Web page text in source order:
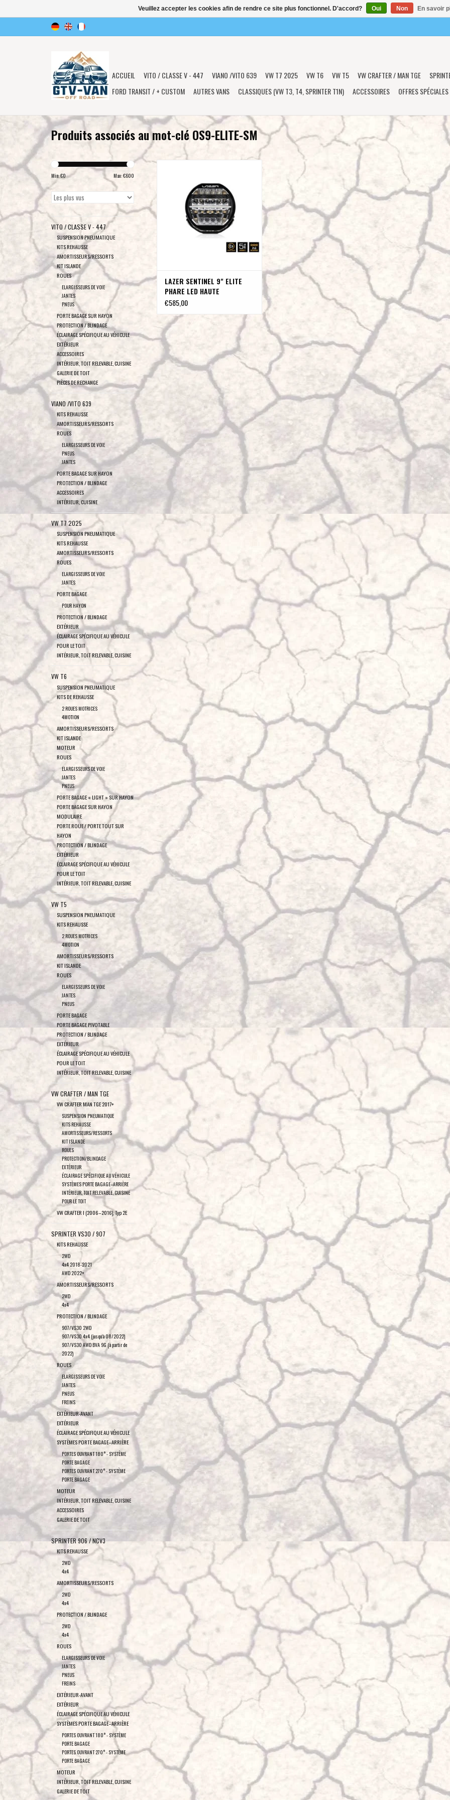
ACCUEIL VITO / CLASSE V - 447 VIANO /VITO 639 VW T7 2025 VW T6 VW T5 VW CRAFTER / MAN TGE
FORD TRANSIT / + CUSTOM
AUTRES VANS CLASSIQUES (VW T3, T4, SPRINTER T1N) ACCESSOIRES OFFRES SPÉCIALES
Produits associés au mot-clé OS9-ELITE-SM
Min: €0 Max: €600
VITO / CLASSE V - 447
SUSPENSION PNEUMATIQUE
KITS REHAUSSE
AMORTISSEURS/RESSORTS
KIT ISLANDE
ROUES
ELARGISSEURS DE VOIE
JANTES
PNEUS
PORTE BAGAGE SUR HAYON
PROTECTION / BLINDAGE
ÉCLAIRAGE SPÉCIFIQUE AU VÉHICULE
EXTÉRIEUR
ACCESSOIRES
INTÉRIEUR, TOIT RELEVABLE, CUISINE
GALERIE DE TOIT
PIÈCES DE RECHANGE
VIANO /VITO 639
KITS REHAUSSE
AMORTISSEURS/RESSORTS
ROUES
ELARGISSEURS DE VOIE
PNEUS
JANTES
PORTE BAGAGE SUR HAYON
PROTECTION / BLINDAGE
ACCESSOIRES
INTÉRIEUR, CUISINE
VW T7 2025
SUSPENSION PNEUMATIQUE
KITS REHAUSSE
AMORTISSEURS/RESSORTS
ROUES
ELARGISSEURS DE VOIE
JANTES
PORTE BAGAGE
POUR HAYON
PROTECTION / BLINDAGE
EXTÉRIEUR
ÉCLAIRAGE SPÉCIFIQUE AU VÉHICULE
POUR LE TOIT
INTÉRIEUR, TOIT RELEVABLE, CUISINE
VW T6
SUSPENSION PNEUMATIQUE
KITS DE REHAUSSE
2 ROUES MOTRICES
4MOTION
AMORTISSEURS/RESSORTS
KIT ISLANDE
MOTEUR
ROUES
ELARGISSEURS DE VOIE
JANTES
PNEUS
PORTE BAGAGE « LIGHT » SUR HAYON
PORTE BAGAGE SUR HAYON
MODULAIRE
PORTE ROUE / PORTE TOUT SUR
HAYON
PROTECTION / BLINDAGE
EXTÉRIEUR
ÉCLAIRAGE SPÉCIFIQUE AU VÉHICULE
POUR LE TOIT
INTÉRIEUR, TOIT RELEVABLE, CUISINE
VW T5
SUSPENSION PNEUMATIQUE
KITS REHAUSSE
2 ROUES MOTRICES
4MOTION
AMORTISSEURS/RESSORTS
KIT ISLANDE
ROUES
ELARGISSEURS DE VOIE
JANTES
PNEUS
PORTE BAGAGE
PORTE BAGAGE PIVOTABLE
PROTECTION / BLINDAGE
EXTÉRIEUR
ÉCLAIRAGE SPÉCIFIQUE AU VÉHICULE
POUR LE TOIT
INTÉRIEUR, TOIT RELEVABLE, CUISINE
VW CRAFTER / MAN TGE
VW CRAFTER MAN TGE 2017+
SUSPENSION PNEUMATIQUE
KITS REHAUSSE
AMORTISSEURS/RESSORTS
KIT ISLANDE
ROUES
PROTECTION/BLINDAGE
EXTÉRIEUR
ÉCLAIRAGE SPÉCIFIQUE AU VÉHICULE
SYSTÈMES PORTE BAGAGE–ARRIÈRE
INTÉRIEUR, TOIT RELEVABLE, CUISINE
POUR LE TOIT
VW CRAFTER I (2006–2016), Typ 2E
SPRINTER VS30 / 907
KITS REHAUSSE
2WD
4x4 2018-2021
AWD 2022+
AMORTISSEURS/RESSORTS
2WD
4x4
PROTECTION / BLINDAGE
907/VS30 2WD
907/VS30 4x4 (jusqu'à 08/2022)
907/VS30 AWD BVA 9G (à partir de
2022)
ROUES
ELARGISSEURS DE VOIE
JANTES
PNEUS
FREINS
EXTÉRIEUR-AVANT
EXTÉRIEUR
ÉCLAIRAGE SPÉCIFIQUE AU VÉHICULE
SYSTÈMES PORTE BAGAGE–ARRIÈRE
PORTES OUVRANT 180° - SYSTÈME
PORTE BAGAGE
PORTES OUVRANT 270° - SYSTÈME
PORTE BAGAGE
MOTEUR
INTÉRIEUR, TOIT RELEVABLE, CUISINE
ACCESSOIRES
GALERIE DE TOIT
SPRINTER 906 / NCV3
KITS REHAUSSE
2WD
4x4
AMORTISSEURS/RESSORTS
2WD
4x4
PROTECTION / BLINDAGE
2WD
4x4
ROUES
ELARGISSEURS DE VOIE
JANTES
PNEUS
FREINS
EXTÉRIEUR-AVANT
EXTÉRIEUR
ÉCLAIRAGE SPÉCIFIQUE AU VÉHICULE
SYSTÈMES PORTE BAGAGE–ARRIÈRE
PORTES OUVRANT 180° - SYSTÈME
PORTE BAGAGE
PORTES OUVRANT 270° - SYSTÈME
PORTE BAGAGE
MOTEUR
INTÉRIEUR, TOIT RELEVABLE, CUISINE
GALERIE DE TOIT
AJOUTER AU PANIER
LAZER SENTINEL 9" ELITE
PHARE LED HAUTE
PERFORMANCE
€585,00
Veuillez accepter les cookies afin de rendre ce site plus fonctionnel. D'accord? Oui Non En savoir